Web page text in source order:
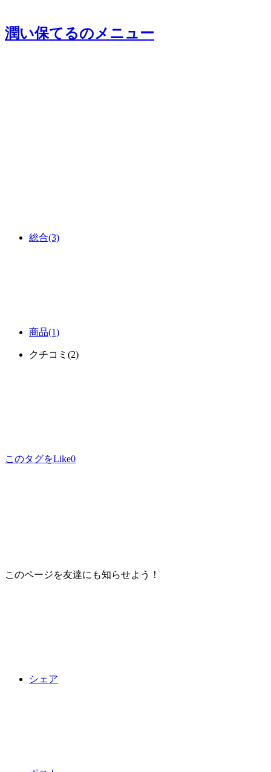
潤い保てるのメニュー
総合(3)
商品(1)
クチコミ (2)
このタグをLike0
このページを友達にも知らせよう！
シェア